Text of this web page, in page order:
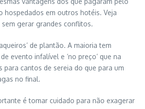
hospedados em outros hotéis. Veja
gerar grandes conflitos.
de plantão. A maioria tem
evento infalível e ‘no preço’ que na
para cantos de sereia do que para um
no final.
é tomar cuidado para não exagerar